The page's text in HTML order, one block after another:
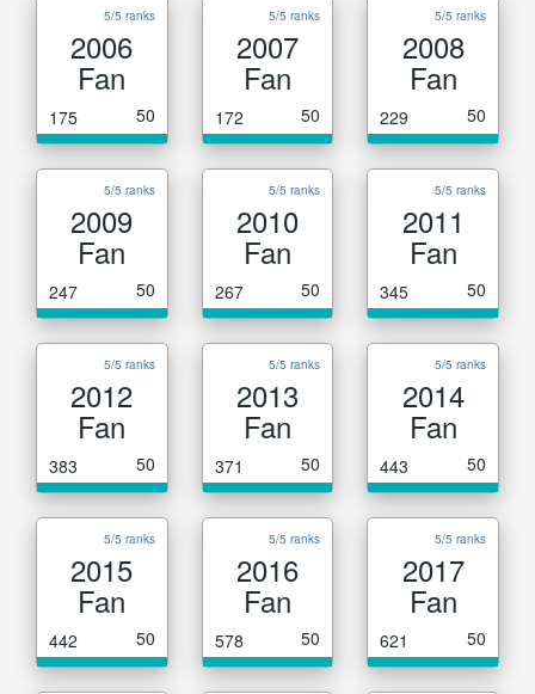
5/5 ranks
2006
Fan
175 50
5/5 ranks
2007
Fan
172 50
5/5 ranks
2008
Fan
229 50
5/5 ranks
2009
Fan
247 50
5/5 ranks
2010
Fan
267 50
5/5 ranks
2011
Fan
345 50
5/5 ranks
2012
Fan
383 50
5/5 ranks
2013
Fan
371 50
5/5 ranks
2014
Fan
443 50
5/5 ranks
2015
Fan
442 50
5/5 ranks
2016
Fan
578 50
5/5 ranks
2017
Fan
621 50